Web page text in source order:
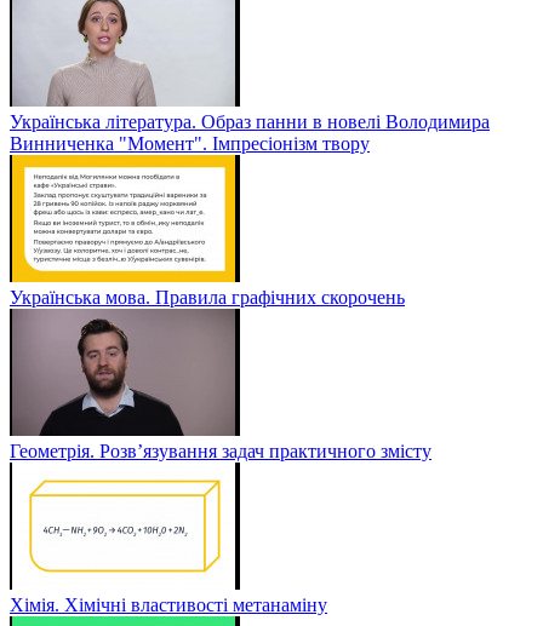
Українська література. Образ панни в новелі Володимира
Винниченка "Момент". Імпресіонізм твору
Українська мова. Правила графічних скорочень
Геометрія. Розв’язування задач практичного змісту
Хімія. Хімічні властивості метанаміну